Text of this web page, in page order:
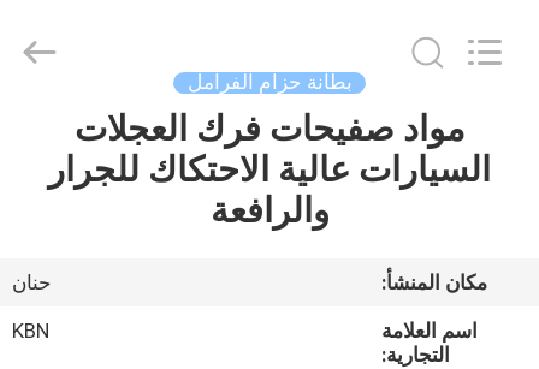
مسكن
معلومات
بطانة حزام الفرامل
مواد صفيحات فرك العجلات
السيارات عالية الاحتكاك للجرار
والرافعة
مكان المنشأ:
حنان
اسم العلامة
التجارية:
KBN